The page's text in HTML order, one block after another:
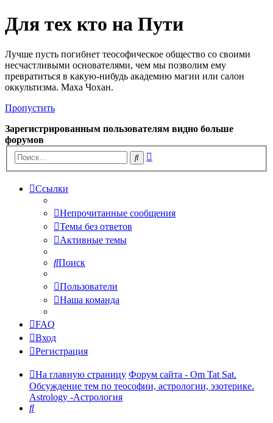
Для тех кто на Пути
Лучше пусть погибнет теософическое общество со своими
несчастливыми основателями, чем мы позволим ему
превратиться в какую-нибудь академию магии или салон
оккультизма. Маха Чохан.
Пропустить
Зарегистрированным пользователям видно больше
форумов
Поиск
Ссылки
Непрочитанные сообщения
Темы без ответов
Активные темы
Поиск
Пользователи
Наша команда
FAQ
Вход
Регистрация
На главную страницу Форум сайта - Om Tat Sat.
Обсуждение тем по теософии, астрологии, эзотерике.
Astrology -Астрология
Поиск